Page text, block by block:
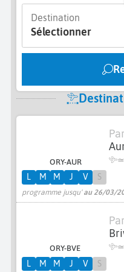
Destination
Sélectionner
ORY-AUR ≃
programme jusqu'au 26/03/
L M M J V S
ORY-BVE ≃
L M M J V S